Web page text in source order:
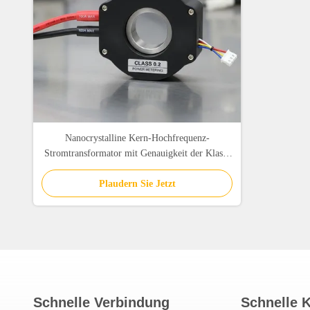
Nanocrystalline Kern-Hochfrequenz-
Stromtransformator mit Genauigkeit der Klasse
0.2 und Breitfrequenz-Antwort 50Hz-100kHz
Plaudern Sie Jetzt
Schnelle Verbindung Schnelle